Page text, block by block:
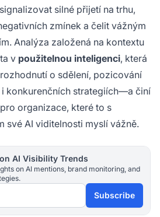
silné přijetí na trhu,
zmínek a čelit vážným
Analýza založená na kontextu
v použitelnou inteligenci, která
o sdělení, pozicování
konkurenčních strategiích—a činí
organizace, které to s
své AI viditelnosti myslí vážně.
AI Visibility Trends
on AI mentions, brand monitoring, and
Subscribe